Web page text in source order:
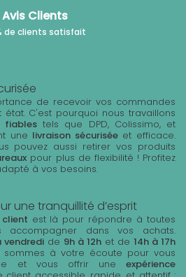
Avis Clients
de clients satisfait
de recevoir vos commandes
C'est pourquoi nous travaillons
fiablestels que DPD, Colissimo, et
une livraison sécuriséeet efficace.
pouvez aussi retirer vos produits
pour plus de flexibilité ! Profitez
à vos besoins.
une tranquillité d’esprit
client est là pour répondre à toutes
accompagner dans vos achats.
vendredi de 9h à 12h et de 14h à 17h
sommes à votre écoute pour vous
et vous offrir une expérience